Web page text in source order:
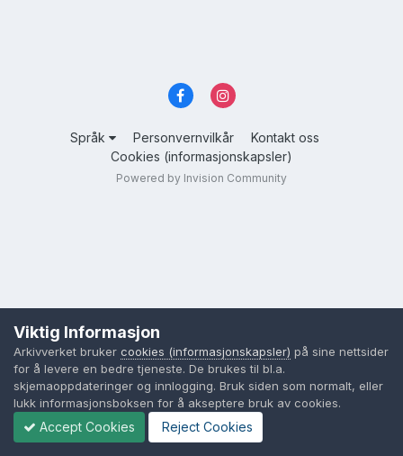
Språk Personvernvilkår
Kontakt oss
Cookies (informasjonskapsler)
Powered by Invision Community
Viktig Informasjon
Arkivverket bruker cookies (informasjonskapsler) på sine nettsider
for å levere en bedre tjeneste. De brukes til bl.a.
skjemaoppdateringer og innlogging. Bruk siden som normalt, eller
lukk informasjonsboksen for å akseptere bruk av cookies.
Accept Cookies Reject Cookies